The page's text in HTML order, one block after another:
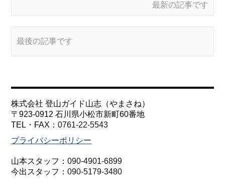
最新の記事です
最後の記事です
株式会社 登山ガイド山志（やまさね）
〒923-0912 石川県小松市新町60番地
TEL・FAX：0761-22-5543
プライバシーポリシー
山本スタッフ：090-4901-6899
今出スタッフ：090-5179-3480